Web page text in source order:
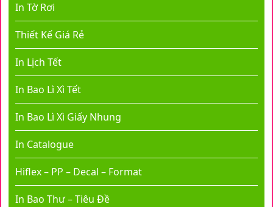
In Tờ Rơi
Thiết Kế Giá Rẻ
In Lịch Tết
In Bao Lì Xì Tết
In Bao Lì Xì Giấy Nhung
In Catalogue
Hiflex – PP – Decal – Format
In Bao Thư – Tiêu Đề